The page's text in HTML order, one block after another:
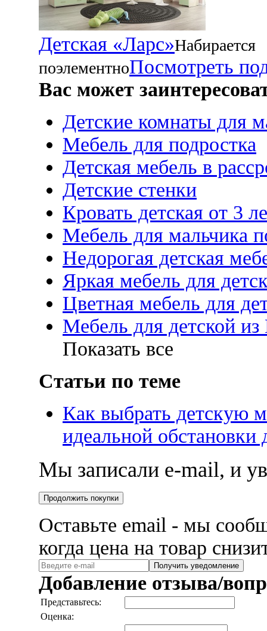
Детская «Ларс»Набирается
поэлементноПосмотреть
Вас может
Детские комнаты для
Мебель для подростка
Детская мебель в
Детские стенки
Кровать детская от 3
Мебель для мальчика
Недорогая детская
Яркая мебель для
Цветная мебель для
Мебель для детской
Показать все
Статьи по теме
Как выбрать детскую
идеальной
Мы записали e-mail, и
Продолжить покупки
Оставьте email - мы
когда цена на товар
Получить уведомление
Добавление отзыва/
Представьтесь:
Оценка: